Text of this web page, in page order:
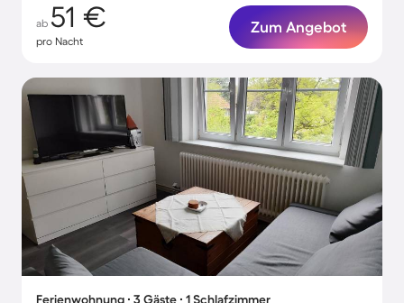
ab 51 €
pro Nacht
Zum Angebot
Ferienwohnung ∙ 3 Gäste ∙ 1 Schlafzimmer